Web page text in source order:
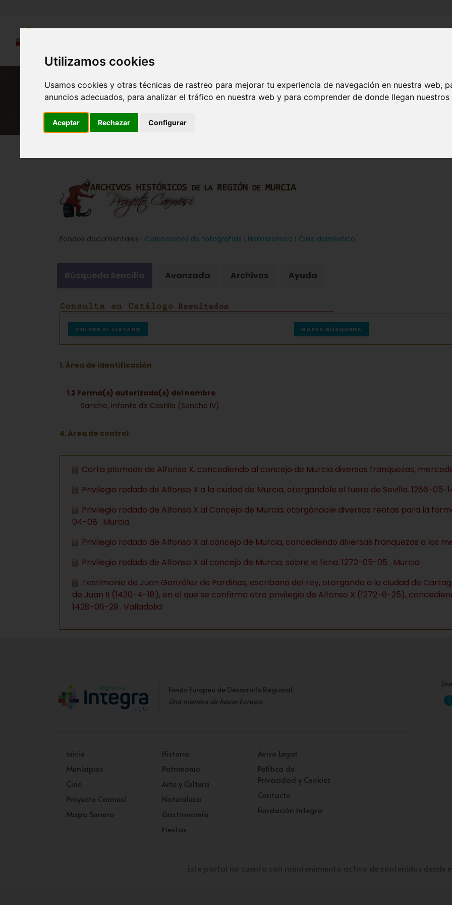
Utilizamos cookies
Usamos cookies y otras técnicas de rastreo para mejorar tu experiencia de navegación en nuestra web,
anuncios adecuados, para analizar el tráfico en nuestra web y para comprender de donde llegan nuestros
Aceptar Rechazar Configurar
HISTORIA
Fondos documentales | Colecciones de fotografías | Hemeroteca | Cine doméstico
Búsqueda Sencilla Avanzada Archivos Ayuda
VOLVER AL LISTADO NUEVA BÚSQUEDA
1. Área de identificación
1.2 Forma(s) autorizada(s) del nombre
Sancho, infante de Castilla (Sancho IV)
4. Área de control
Carta plomada de Alfonso X, concediendo al concejo de Murcia diversas franquezas,
Privilegio rodado de Alfonso X a la ciudad de Murcia, otorgándole el fuero de Sevilla. 1266-05-
Privilegio rodado de Alfonso X al Concejo de Murcia, otorgándole diversas rentas para la
04-08 . Murcia
Privilegio rodado de Alfonso X al concejo de Murcia, concediendo diversas franquezas a los
Privilegio rodado de Alfonso X al concejo de Murcia, sobre la feria. 1272-05-05 . Murcia
Testimonio de Juan González de Pardiñas, escribano del rey, otorgando a la ciudad de
de Juan II (1420-4-18), en el que se confirma otro privilegio de Alfonso X (1272-6-25),
1428-06-29 . Valladolid
Fondo Europeo de Desarrollo Regional.
Una manera de hacer Europa.
Inicio
Municipios
Cine
Proyecto Carmesí
Mapa Sonoro
Historia
Patrimonio
Arte y Cultura
Naturaleza
Gastronomía
Fiestas
Aviso Legal
Política de
Privacidad y Cookies
Contacto
Fundación Integra